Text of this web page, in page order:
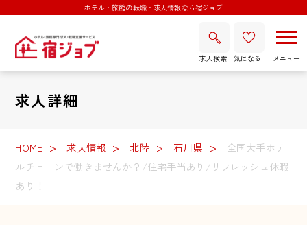
ホテル・旅館の転職・求人情報なら宿ジョブ
求人検索 気になる
求人詳細
HOME 求人情報 北陸 石川県
全国大手ホテ
ルチェーンで働きませんか？/住宅手当あり/リフレッシュ休暇
あり！